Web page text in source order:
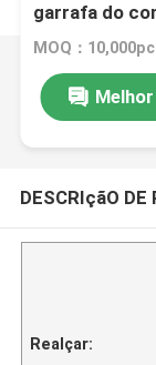
garrafa do
gota vazia do
MOQ：
DESCRIçãO DE
Realçar: